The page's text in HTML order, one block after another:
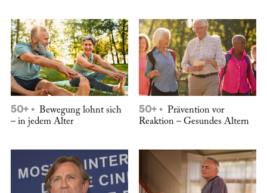
50+
Bewegung lohnt sich
– in jedem Alter
50+
Prävention vor
Reaktion – Gesundes Altern